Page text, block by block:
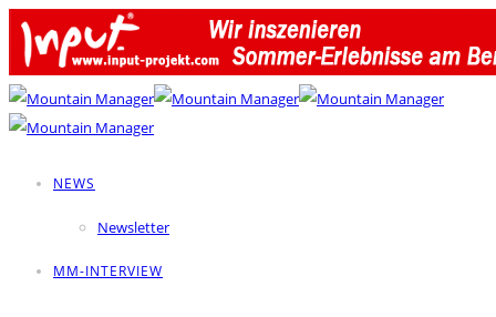
NEWS
Newsletter
MM-INTERVIEW